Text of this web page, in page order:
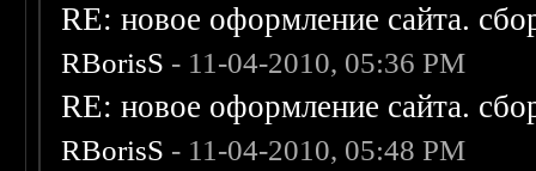
RE: новое оформление сайта.
RBorisS - 11-04-2010, 05:36 PM
RE: новое оформление сайта.
RBorisS - 11-04-2010, 05:48 PM